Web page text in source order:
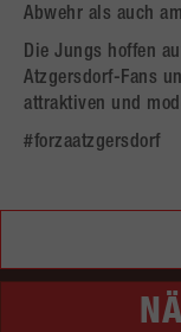
Abwehr als auch
Die Jungs hoffen
Atzgersdorf-Fans
attraktiven und
#forzaatzgersdorf